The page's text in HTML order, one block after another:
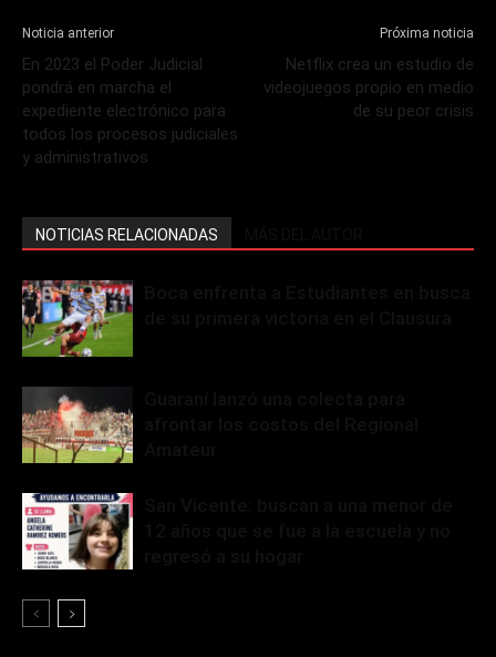
Noticia anterior
En 2023 el Poder Judicial
pondrá en marcha el
expediente electrónico para
todos los procesos judiciales
y administrativos
Próxima noticia
Netflix crea un estudio de
videojuegos propio en medio
de su peor crisis
NOTICIAS RELACIONADAS